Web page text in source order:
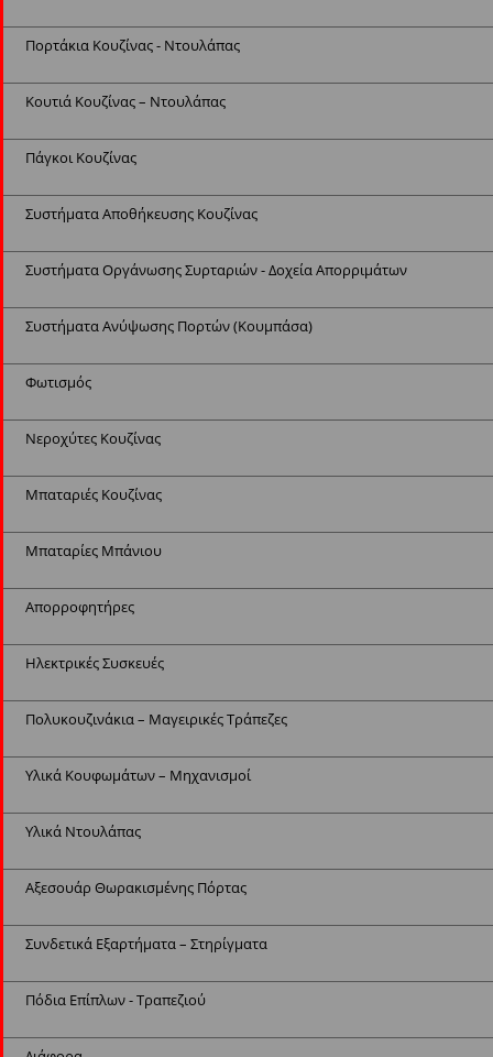
Πορτάκια Κουζίνας - Ντουλάπας
Κουτιά Κουζίνας – Ντουλάπας
Πάγκοι Κουζίνας
Συστήματα Αποθήκευσης Κουζίνας
Συστήματα Οργάνωσης Συρταριών - Δοχεία Απορριμάτων
Συστήματα Ανύψωσης Πορτών (Κουμπάσα)
Φωτισμός
Νεροχύτες Κουζίνας
Μπαταριές Κουζίνας
Μπαταρίες Μπάνιου
Απορροφητήρες
Ηλεκτρικές Συσκευές
Πολυκουζινάκια – Μαγειρικές Τράπεζες
Υλικά Κουφωμάτων – Μηχανισμοί
Υλικά Ντουλάπας
Αξεσουάρ Θωρακισμένης Πόρτας
Συνδετικά Εξαρτήματα – Στηρίγματα
Πόδια Επίπλων - Τραπεζιού